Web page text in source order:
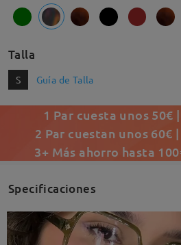
Talla
S Guía de Talla
1 Par cuesta unos 50€
2 Par cuestan unos 60€
3+ Más ahorro hasta
Specificaciones